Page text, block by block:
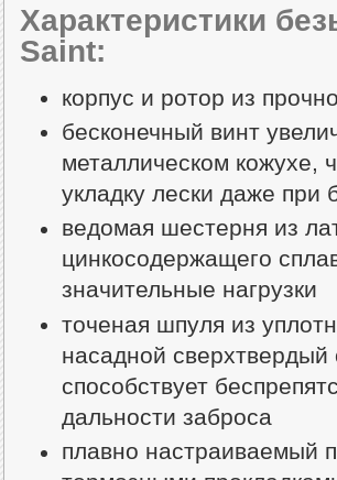
Характеристики
Saint:
корпус и ротор из
бесконечный винт
металлическом кожухе,
укладку лески даже при
ведомая шестерня из
цинкосодержащего
значительные нагрузки
точеная шпуля из
насадной сверхтвердый
способствует
дальности заброса
плавно настраиваемый